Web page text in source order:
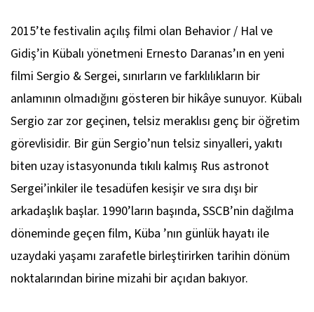
2015’te festivalin açılış filmi olan Behavior/ Hal ve
Gidiş’in Kübalı yönetmeni Ernesto Daranas’ın en yeni
filmi Sergio & Sergei, sınırların ve farklılıkların bir
anlamının olmadığını gösteren bir hikâye sunuyor. Kübalı
Sergio zar zor geçinen, telsiz meraklısı genç bir öğretim
görevlisidir. Bir gün Sergio’nun telsiz sinyalleri, yakıtı
biten uzay istasyonunda tıkılı kalmış Rus astronot
Sergei’inkiler ile tesadüfen kesişir ve sıra dışı bir
arkadaşlık başlar. 1990’ların başında, SSCB’nin dağılma
döneminde geçen film, Küba ’nın günlük hayatı ile
uzaydaki yaşamı zarafetle birleştirirken tarihin dönüm
noktalarından birine mizahi bir açıdan bakıyor.